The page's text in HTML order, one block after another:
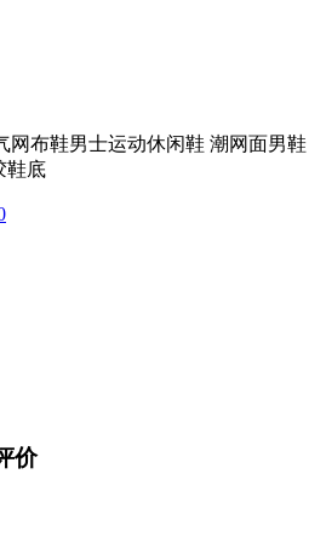
网布鞋男士运动休闲鞋 潮网面男鞋
鞋底
价